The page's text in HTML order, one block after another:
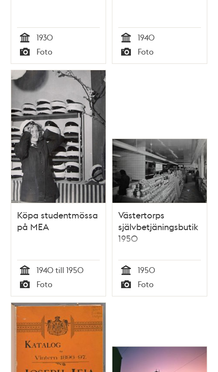
Tid
1930
Typ
Foto Tid
1940
Typ
Foto
Köpa studentmössa
på MEA
Tid
1940 till 1950
Typ
Foto
Västertorps
självbetjäningsbutik
1950
Tid
1950
Typ
Foto